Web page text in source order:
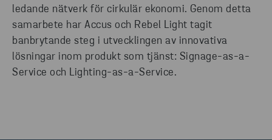
ledande nätverk för cirkulär ekonomi. Genom detta
samarbete har Accus och Rebel Light tagit
banbrytande steg i utvecklingen av innovativa
lösningar inom produkt som tjänst: Signage-as-a-
Service och Lighting-as-a-Service.